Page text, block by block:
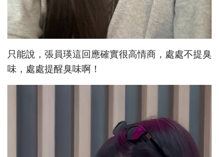
只能說，張員瑛這回應確實很高情商，處處不提臭
味，處處提醒臭味啊！